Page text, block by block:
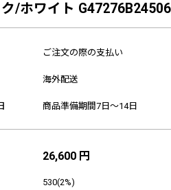
/ホワイト
ご注文の際の支払い
海外配送
商品準備期間7日～14日
26,600 円
530(2%)